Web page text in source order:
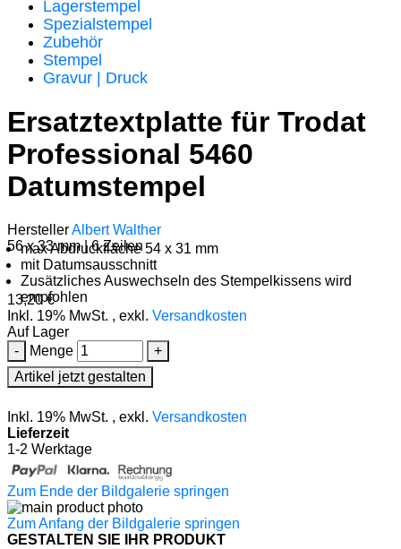
Lagerstempel
Spezialstempel
Zubehör
Stempel
Gravur | Druck
Ersatztextplatte für Trodat
Professional 5460
Datumstempel
HerstellerAlbert Walther
56 x 33 mm | 6 Zeilen
max Abdruckfläche 54 x 31 mm
mit Datumsausschnitt
Zusätzliches Auswechseln des Stempelkissens wird
empfohlen
13,20 €
Inkl. 19% MwSt. , exkl. Versandkosten
Auf Lager
-
Menge
+
Artikel jetzt gestalten
Inkl. 19% MwSt. , exkl. Versandkosten
Lieferzeit
1-2 Werktage
Zum Ende der Bildgalerie springen
Zum Anfang der Bildgalerie springen
GESTALTEN SIE IHR PRODUKT